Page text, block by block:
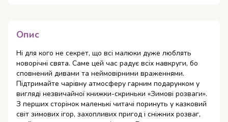
Опис
Ні для кого не секрет, що всі малюки дуже люблять
новорічні свята. Саме цей час радує всіх навкруги, бо
сповнений дивами та неймовірними враженнями.
Підтримайте чарівну атмосферу гарним подарунком у
вигляді незвичайної книжки-скриньки «Зимові розваги».
З перших сторінок маленькі читачі поринуть у казковий
світ зимових ігор, захопливих пригод і сніжних розваг,